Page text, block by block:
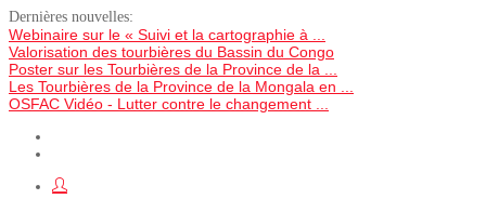
Dernières nouvelles:
Webinaire sur le « Suivi et la cartographie à ...
Valorisation des tourbières du Bassin du Congo
Poster sur les Tourbières de la Province de la ...
Les Tourbières de la Province de la Mongala en ...
OSFAC Vidéo - Lutter contre le changement ...